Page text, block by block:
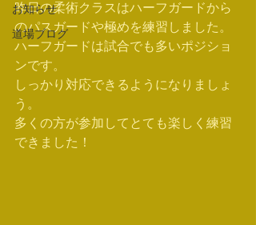
お知らせ
道場ブログ
昨日の柔術クラスはハーフガードから
のパスガードや極めを練習しました。
ハーフガードは試合でも多いポジショ
ンです。
しっかり対応できるようになりましょ
う。
多くの方が参加してとても楽しく練習
できました！